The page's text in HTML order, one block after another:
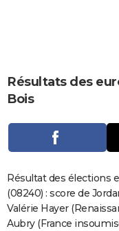
CARTE DE VOEUX
Carte de Noël
Carte Bonne année
Carte Saint-Valentin
Carte Pâques
Carte d'anniversaire
Dictionnaire
Biographies
Expressions
Proverbes
PROGRAMME TV
S'inscrire
Se connecter
Lycées
Collèges
Primaires
Universités
Entreprises
Service militaire
Avis de recherche
AVIS DE DÉCÈS
FORUM
Résultats des
Bois
Résultat des élections
(08240) : score de
Valérie Hayer
Aubry (France